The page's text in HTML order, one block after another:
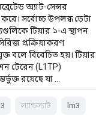
অ্যাট-সেন্সর
করে। সর্বোচ্চ উপলব্ধ ডেটা
টিয়ার ১-এ স্থাপন
প্রক্রিয়াকরণ
বলে বিবেচিত হয়। টিয়ার
টেরেন (L1TP)
রয়েছে যা …
l3 ল্যান্ডস্যাট lm3